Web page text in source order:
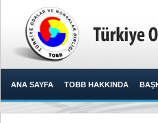
ANA SAYFA TOBB HAKKINDA